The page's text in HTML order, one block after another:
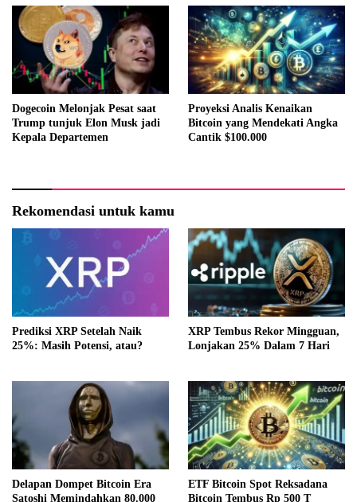
Dogecoin Melonjak Pesat saat
Trump tunjuk Elon Musk jadi
Kepala Departemen
Proyeksi Analis Kenaikan
Bitcoin yang Mendekati Angka
Cantik $100.000
Rekomendasi untuk kamu
Prediksi XRP Setelah Naik
25%: Masih Potensi, atau?
XRP Tembus Rekor Mingguan,
Lonjakan 25% Dalam 7 Hari
Delapan Dompet Bitcoin Era
Satoshi Memindahkan 80.000
ETF Bitcoin Spot Reksadana
Bitcoin Tembus Rp 500 T